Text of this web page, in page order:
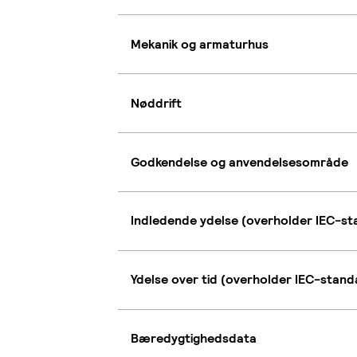
Mekanik og armaturhus
Nøddrift
Godkendelse og anvendelsesområde
Indledende ydelse (overholder IEC-
Ydelse over tid (overholder IEC-
Bæredygtighedsdata